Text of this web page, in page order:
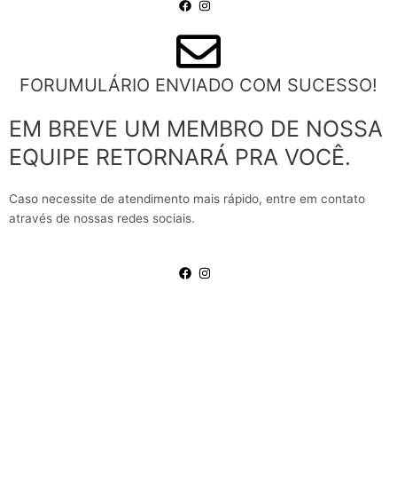
FORUMULÁRIO ENVIADO COM SUCESSO!
EM BREVE UM MEMBRO DE NOSSA
EQUIPE RETORNARÁ PRA VOCÊ.
Caso necessite de atendimento mais rápido, entre em contato
através de nossas redes sociais.